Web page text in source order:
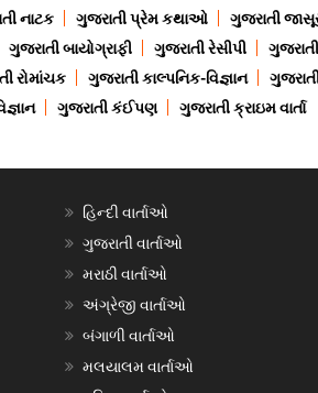
નાટક ગુજરાતી પ્રેમ કથાઓ ગુજરાતી
ગુજરાતી બાયોગ્રાફી ગુજરાતી રેસીપી
રોમાંચક ગુજરાતી કાલ્પનિક-વિજ્ઞાન
ગુજરાતી કંઈપણ ગુજરાતી ક્રાઇમ વાર્તા
હિન્દી વાર્તાઓ
ગુજરાતી વાર્તાઓ
મરાઠી વાર્તાઓ
અંગ્રેજી વાર્તાઓ
બંગાળી વાર્તાઓ
મલયાલમ વાર્તાઓ